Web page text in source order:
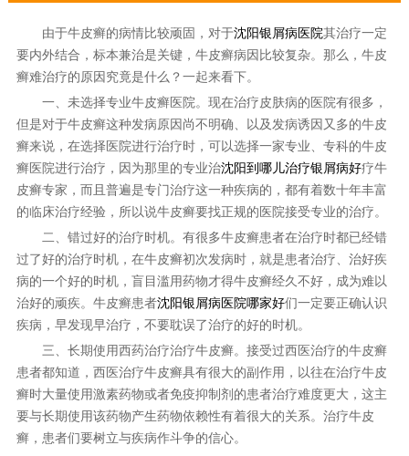
由于牛皮癣的病情比较顽固，对于沈阳银屑病医院其治疗一定
要内外结合，标本兼治是关键，牛皮癣病因比较复杂。那么，牛皮
癣难治疗的原因究竟是什么？一起来看下。
一、未选择专业牛皮癣医院。现在治疗皮肤病的医院有很多，
但是对于牛皮癣这种发病原因尚不明确、以及发病诱因又多的牛皮
癣来说，在选择医院进行治疗时，可以选择一家专业、专科的牛皮
癣医院进行治疗，因为那里的专业治沈阳到哪儿治疗银屑病好疗牛
皮癣专家，而且普遍是专门治疗这一种疾病的，都有着数十年丰富
的临床治疗经验，所以说牛皮癣要找正规的医院接受专业的治疗。
二、错过好的治疗时机。有很多牛皮癣患者在治疗时都已经错
过了好的治疗时机，在牛皮癣初次发病时，就是患者治疗、治好疾
病的一个好的时机，盲目滥用药物才得牛皮癣经久不好，成为难以
治好的顽疾。牛皮癣患者沈阳银屑病医院哪家好们一定要正确认识
疾病，早发现早治疗，不要耽误了治疗的好的时机。
三、长期使用西药治疗治疗牛皮癣。接受过西医治疗的牛皮癣
患者都知道，西医治疗牛皮癣具有很大的副作用，以往在治疗牛皮
癣时大量使用激素药物或者免疫抑制剂的患者治疗难度更大，这主
要与长期使用该药物产生药物依赖性有着很大的关系。治疗牛皮
癣，患者们要树立与疾病作斗争的信心。